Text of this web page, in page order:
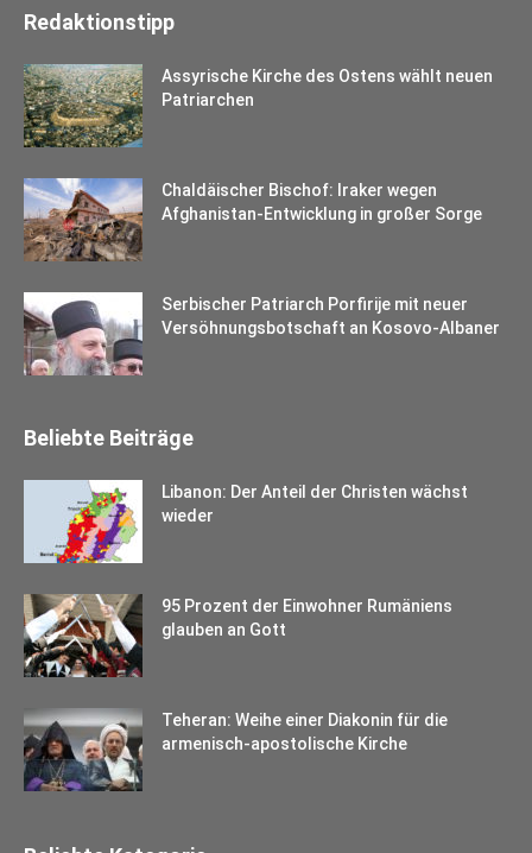
Redaktionstipp
Assyrische Kirche des Ostens wählt neuen
Patriarchen
Chaldäischer Bischof: Iraker wegen
Afghanistan-Entwicklung in großer Sorge
Serbischer Patriarch Porfirije mit neuer
Versöhnungsbotschaft an Kosovo-Albaner
Beliebte Beiträge
Libanon: Der Anteil der Christen wächst
wieder
95 Prozent der Einwohner Rumäniens
glauben an Gott
Teheran: Weihe einer Diakonin für die
armenisch-apostolische Kirche